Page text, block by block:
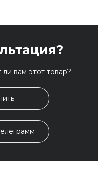
вам этот товар?